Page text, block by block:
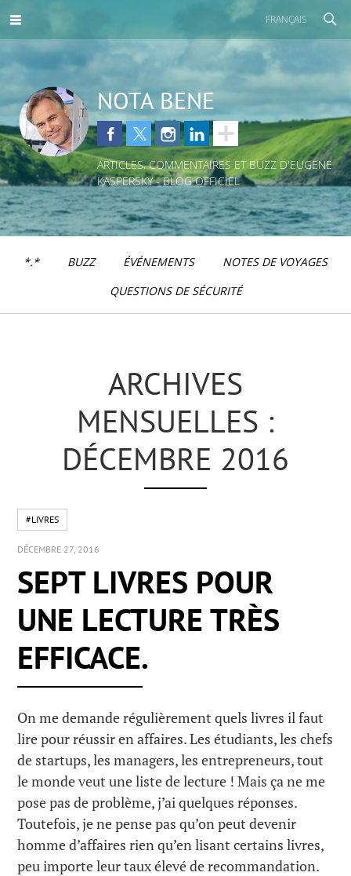
FRANÇAIS
NOTA BENE
ARTICLES, COMMENTAIRES ET BUZZ D'EUGENE
KASPERSKY - BLOG OFFICIEL
*.* BUZZ ÉVÉNEMENTS
NOTES DE VOYAGES
QUESTIONS DE SÉCURITÉ
ARCHIVES
MENSUELLES :
DÉCEMBRE 2016
#LIVRES
DÉCEMBRE 27, 2016
SEPT LIVRES POUR
UNE LECTURE TRÈS
EFFICACE.
On me demande régulièrement quels livres il faut
lire pour réussir en affaires. Les étudiants, les chefs
de startups, les managers, les entrepreneurs, tout
le monde veut une liste de lecture ! Mais ça ne me
pose pas de problème, j’ai quelques réponses.
Toutefois, je ne pense pas qu’on peut devenir
homme d’affaires rien qu’en lisant certains livres,
peu importe leur taux élevé de recommandation.